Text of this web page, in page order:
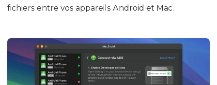
fichiers entre vos appareils Android et Mac.